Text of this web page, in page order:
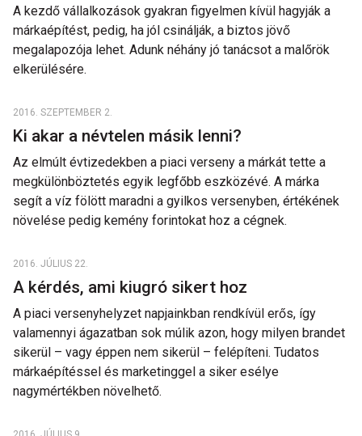
A kezdő vállalkozások gyakran figyelmen kívül hagyják a
márkaépítést, pedig, ha jól csinálják, a biztos jövő
megalapozója lehet. Adunk néhány jó tanácsot a malőrök
elkerülésére.
2016. SZEPTEMBER 2.
Ki akar a névtelen másik lenni?
Az elmúlt évtizedekben a piaci verseny a márkát tette a
megkülönböztetés egyik legfőbb eszközévé. A márka
segít a víz fölött maradni a gyilkos versenyben, értékének
növelése pedig kemény forintokat hoz a cégnek.
2016. JÚLIUS 22.
A kérdés, ami kiugró sikert hoz
A piaci versenyhelyzet napjainkban rendkívül erős, így
valamennyi ágazatban sok múlik azon, hogy milyen brandet
sikerül – vagy éppen nem sikerül – felépíteni. Tudatos
márkaépítéssel és marketinggel a siker esélye
nagymértékben növelhető.